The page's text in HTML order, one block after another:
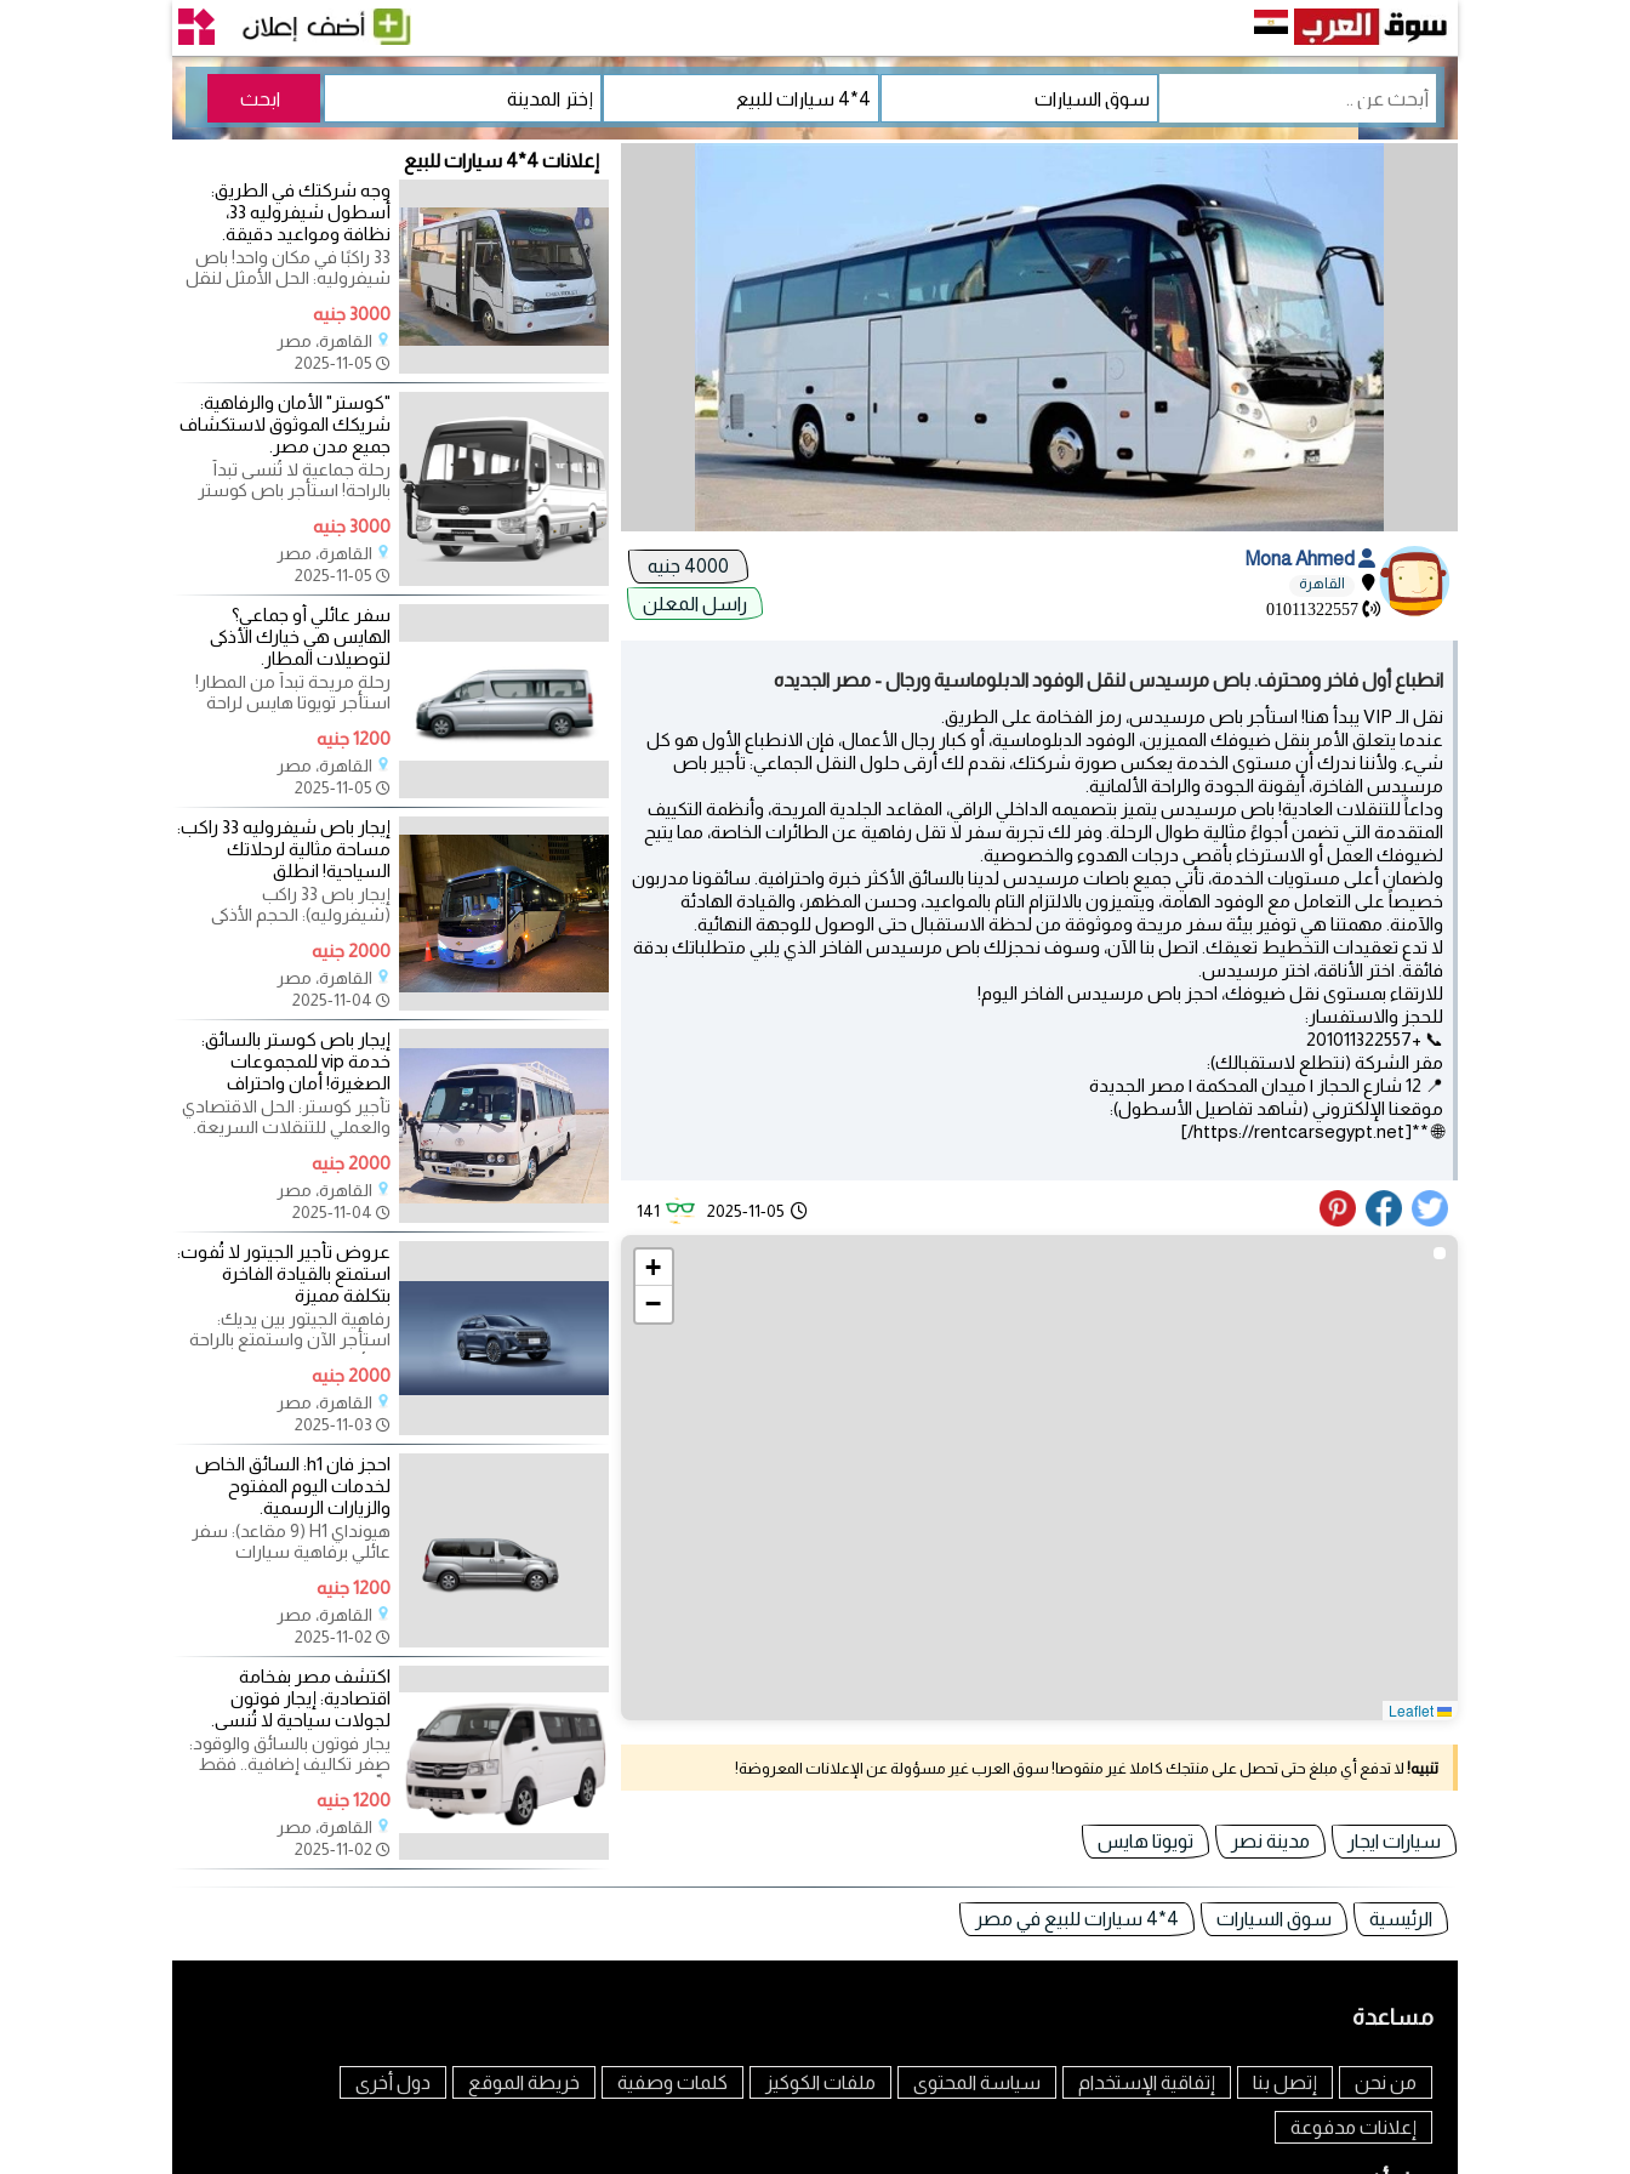
القاهرة
01011322557
راسل المعلن
انطباع أول فاخر ومحترف. باص مرسيدس لنقل الوفود الدبلوماسية ورجال - مصر الجديده
نقل الـ VIP يبدأ هنا! استأجر باص مرسيدس، رمز الفخامة على الطريق.
عندما يتعلق الأمر بنقل ضيوفك المميزين، الوفود الدبلوماسية، أو كبار رجال الأعمال، فإن الانطباع الأول هو كل
شيء. ولأننا ندرك أن مستوى الخدمة يعكس صورة شركتك، نقدم لك أرقى حلول النقل الجماعي: تأجير باص
مرسيدس الفاخرة، أيقونة الجودة والراحة الألمانية.
وداعاً للتنقلات العادية! باص مرسيدس يتميز بتصميمه الداخلي الراقي، المقاعد الجلدية المريحة، وأنظمة التكييف
المتقدمة التي تضمن أجواءً مثالية طوال الرحلة. وفر لك تجربة سفر لا تقل رفاهية عن الطائرات الخاصة، مما يتيح
لضيوفك العمل أو الاسترخاء بأقصى درجات الهدوء والخصوصية.
ولضمان أعلى مستويات الخدمة، تأتي جميع باصات مرسيدس لدينا بالسائق الأكثر خبرة واحترافية. سائقونا مدربون
خصيصاً على التعامل مع الوفود الهامة، ويتميزون بالالتزام التام بالمواعيد، وحسن المظهر، والقيادة الهادئة
والآمنة. مهمتنا هي توفير بيئة سفر مريحة وموثوقة من لحظة الاستقبال حتى الوصول للوجهة النهائية.
لا تدع تعقيدات التخطيط تعيقك. اتصل بنا الآن، وسوف نحجزلك باص مرسيدس الفاخر الذي يلبي متطلباتك بدقة
فائقة. اختر الأناقة، اختر مرسيدس.
للارتقاء بمستوى نقل ضيوفك، احجز باص مرسيدس الفاخر اليوم!
للحجز والاستفسار:
📞 +201011322557
مقر الشركة (نتطلع لاستقبالك):
📍 12 شارع الحجاز | ميدان المحكمة | مصر الجديدة
موقعنا الإلكتروني (شاهد تفاصيل الأسطول):
🌐 **[https://rentcarsegypt.net/]
2025-11-05
141
+
−
تنبيه! لا تدفع أي مبلغ حتى تحصل على منتجك كاملا غير منقوصا! سوق العرب غير مسؤولة عن الإعلانات المعروضة!
سيارات ايجار مدينة نصر تويوتا هايس
إعلانات 4*4 سيارات للبيع
وجه شركتك في الطريق:
أسطول شيفروليه 33،
نظافة ومواعيد دقيقة.
33 راكبًا في مكان واحد! باص
شيفروليه: الحل الأمثل لنقل
لنقل وفد كبير، فريق
3000 جنيه
القاهرة، مصر
2025-11-05
"كوستر" الأمان والرفاهية:
شريكك الموثوق لاستكشاف
جميع مدن مصر.
رحلة جماعية لا تُنسى تبدأ
بالراحة! استأجر باص كوستر
لرحلة سياحية طويلة، أو
3000 جنيه
القاهرة، مصر
2025-11-05
سفر عائلي أو جماعي؟
الهايس هي خيارك الأذكى
لتوصيلات المطار.
رحلة مريحة تبدأ من المطار!
استأجر تويوتا هايس لراحة
عائلي، أو استقبال وفد
1200 جنيه
القاهرة، مصر
2025-11-05
إيجار باص شيفروليه 33 راكب:
مساحة مثالية لرحلاتك
السياحية! انطلق
إيجار باص 33 راكب
(شيفروليه): الحجم الأذكى
الخاصة. خدمة مميزة بأسعار
لا
2000 جنيه
القاهرة، مصر
2025-11-04
إيجار باص كوستر بالسائق:
خدمة vip للمجموعات
الصغيرة! أمان واحتراف
تأجير كوستر: الحل الاقتصادي
والعملي للتنقلات السريعة.
بأفضل سعر. هل
2000 جنيه
القاهرة، مصر
2025-11-04
عروض تأجير الجيتور لا تُفوت:
استمتع بالقيادة الفاخرة
بتكلفة مميزة
رفاهية الجيتور بين يديك:
استأجر الآن واستمتع بالراحة
الفائقة. هل تبحث عن تجربة
تنقل تجمع بين
2000 جنيه
القاهرة، مصر
2025-11-03
احجز فان h1: السائق الخاص
لخدمات اليوم المفتوح
والزيارات الرسمية.
هيونداي H1 (9 مقاعد): سفر
عائلي برفاهية سيارات
عائلية أو تجمع خاص يصل
عدد
1200 جنيه
القاهرة، مصر
2025-11-02
اكتشف مصر بفخامة
اقتصادية: إيجار فوتون
لجولات سياحية لا تُنسى.
يجار فوتون بالسائق والوقود:
صفر تكاليف إضافية.. فقط
ركّز على عملك. هل تبحث عن
حلول نقل متكاملة
1200 جنيه
القاهرة، مصر
2025-11-02
الرئيسية سوق السيارات 4*4 سيارات للبيع في مصر
مساعدة
من نحن إتصل بنا إتفاقية الإستخدام سياسة المحتوى ملفات الكوكيز كلمات وصفية خريطة الموقع دول أخرى
إعلانات مدفوعة